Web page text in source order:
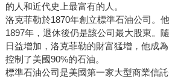
的人和近代史上最富有的人。
洛克菲勒於1870年創立標準石油公司。
1897年，退休後仍是該公司最大股東。
日益增加，洛克菲勒的財富猛增，他成
控制了美國90%的石油。
標準石油公司是美國第一家大型商業信